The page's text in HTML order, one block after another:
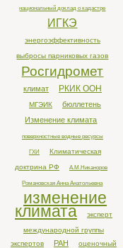
национальный доклад о кадастре
ИГКЭ
энергоэффективность
выбросы парниковых газов
Росгидромет
климат РКИК ООН
МГЭИК
бюллетень
Изменение климата
поверхностные водные ресурсы
ГХИ
Климатическая
доктрина РФ
А.М.Никаноров
Романовская Анна Анатольевна
изменение
климата
эксперт
международной группы
экспертов
РАН
оценочный